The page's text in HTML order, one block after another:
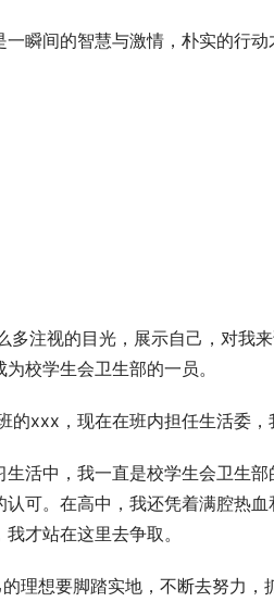
瞬间的智慧与激情，朴实的行
多注视的目光，展示自己，对我
校学生会卫生部的一员。
xxx，现在在班内担任生活委，
生活中，我一直是校学生会卫生
可。在高中，我还凭着满腔热
才站在这里去争取。
理想要脚踏实地，不断去努力